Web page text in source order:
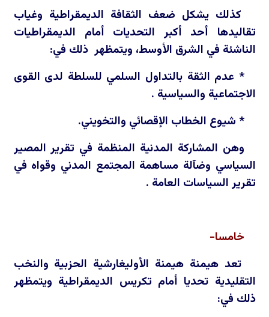
كذلك يشكل ضعف الثقافة الديمقراطية وغياب
تقاليدها أحد أكبر التحديات أمام الديمقراطيات
الناشئة في الشرق الأوسط، ويتمظهر ذلك في:
* عدم الثقة بالتداول السلمي للسلطة لدى القوى
الاجتماعية والسياسية .
* شيوع الخطاب الإقصائي والتخويني.
وهن المشاركة المدنية المنظمة في تقرير المصير
السياسي وضآلة مساهمة المجتمع المدني وقواه في
تقرير السياسات العامة .
خامسا-
تعد هيمنة هيمنة الأوليغارشية الحزبية والنخب
التقليدية تحديا أمام تكريس الديمقراطية ويتمظهر
ذلك في: